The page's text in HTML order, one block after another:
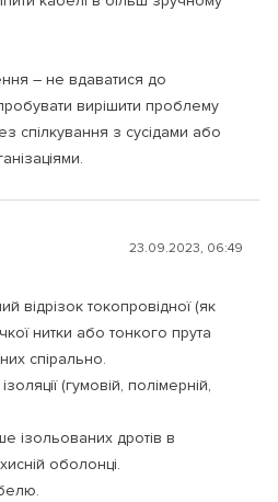
– не вдаватися до
вирішити проблему
спілкування з сусідами або
23.09.2023, 06:49
відрізок токопровідної (як
нитки або тонкого прута
спірально.
(гумовій, полімерній,
ізольованих дротів в
оболонці.